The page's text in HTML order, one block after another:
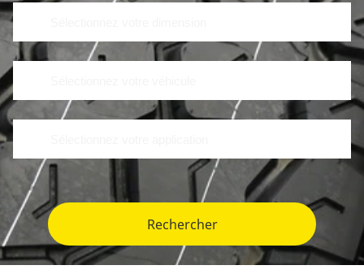
Rechercher